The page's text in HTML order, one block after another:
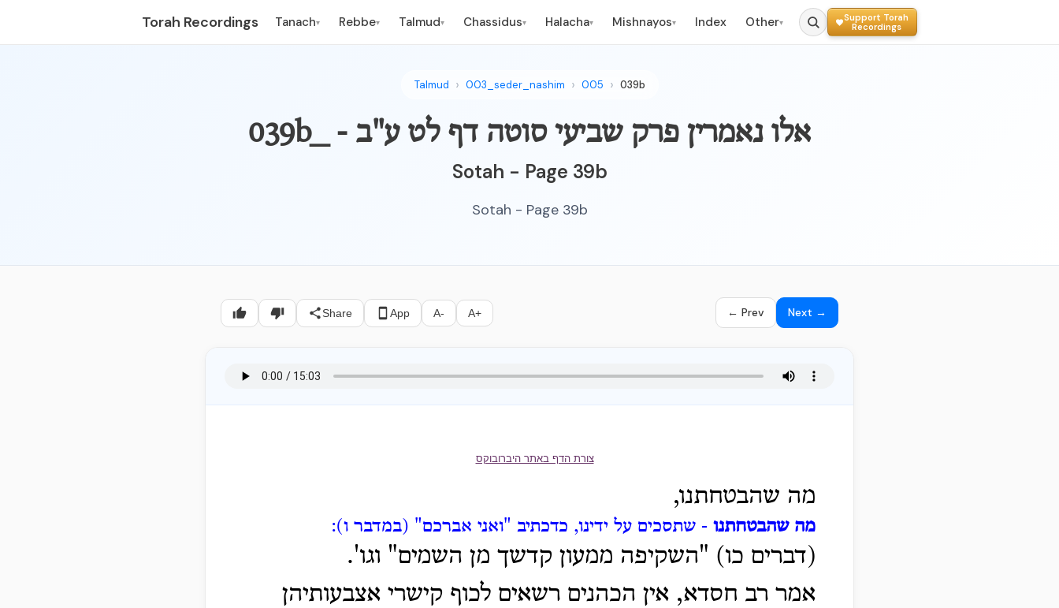
Torah Recordings Tanach▾ Rebbe▾ Talmud▾ Chassidus▾ Halacha▾ Mishnayos▾ Index Other▾
Support Torah
Recordings
Talmud 003_seder_nashim 005 039b
039b_ - אלו נאמרין פרק שביעי סוטה דף לט ע"ב
Sotah - Page 39b
Sotah - Page 39b
Share App A- A+ ← Prev Next →
צורת הדף באתר היברובוקס
מה שהבטחתנו,
מה שהבטחתנו - שתסכים על ידינו, כדכתיב "ואני אברכם" (במדבר ו):
(דברים כו) "השקיפה ממעון קדשך מן השמים" וגו'.
אמר רב חסדא, אין הכהנים רשאים לכוף קישרי אצבעותיהן